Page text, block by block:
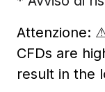
Attenzione:
CFDs are
result in the